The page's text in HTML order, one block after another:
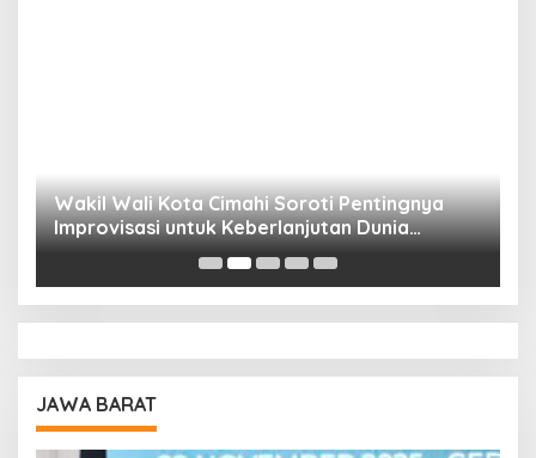
Wakil Wali Kota Cimahi Soroti Pentingnya
Improvisasi untuk Keberlanjutan Dunia
Pendidikan
JAWA BARAT